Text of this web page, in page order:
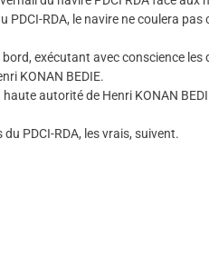
RDA, le navire ne coulera
exécutant avec conscience
KONAN BEDIE.
autorité de Henri KONAN
PDCI-RDA, les vrais, suivent.